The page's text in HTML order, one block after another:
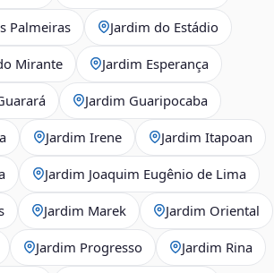
Palmeiras Jardim do Estádio
Mirante Jardim Esperança
Jardim Guaripocaba
Jardim Irene Jardim Itapoan
Jardim Joaquim Eugênio de Lima
Jardim Marek Jardim Oriental
Jardim Progresso Jardim Rina